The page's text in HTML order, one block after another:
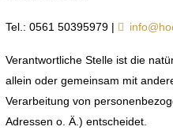
Tel.: 0561 50395979 |
Verantwortliche Stelle ist die
allein oder gemeinsam mit
Verarbeitung von
Adressen o. Ä.) entscheidet.